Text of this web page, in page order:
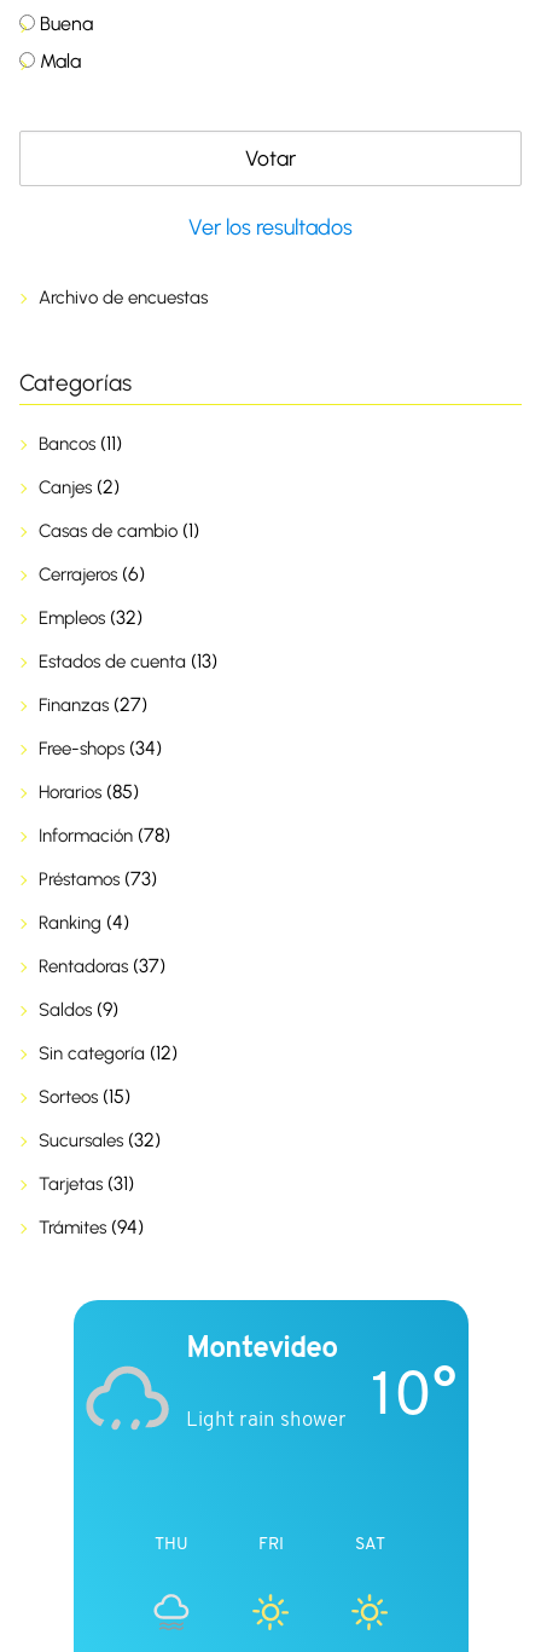
Buena
Mala
Ver los resultados
Archivo de encuestas
Categorías
Bancos (11)
Canjes (2)
Casas de cambio (1)
Cerrajeros (6)
Empleos (32)
Estados de cuenta (13)
Finanzas (27)
Free-shops (34)
Horarios (85)
Información (78)
Préstamos (73)
Ranking (4)
Rentadoras (37)
Saldos (9)
Sin categoría (12)
Sorteos (15)
Sucursales (32)
Tarjetas (31)
Trámites (94)
Montevideo
Light rain shower 10°
THU FRI SAT